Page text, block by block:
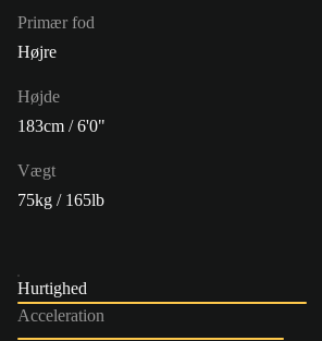
Primær fod
Højre
Højde
183cm / 6'0"
Vægt
75kg / 165lb
Hurtighed
Acceleration